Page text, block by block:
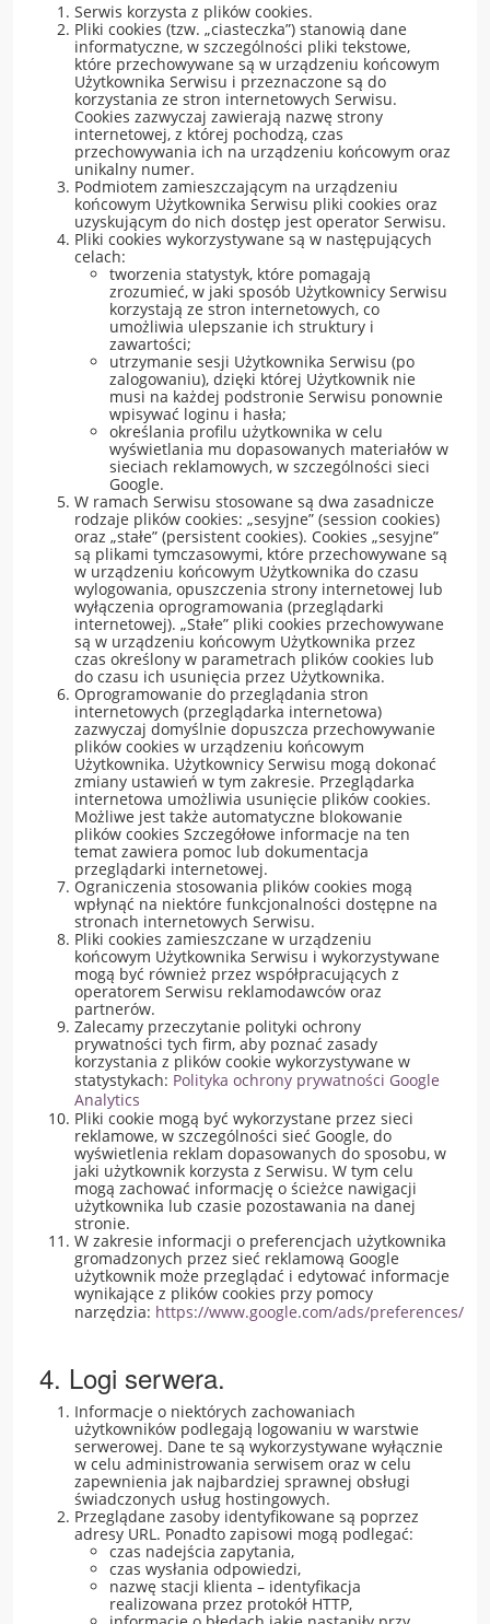
Serwis korzysta z plików cookies.
Pliki cookies (tzw. „ciasteczka”) stanowią dane
informatyczne, w szczególności pliki tekstowe,
które przechowywane są w urządzeniu końcowym
Użytkownika Serwisu i przeznaczone są do
korzystania ze stron internetowych Serwisu.
Cookies zazwyczaj zawierają nazwę strony
internetowej, z której pochodzą, czas
przechowywania ich na urządzeniu końcowym oraz
unikalny numer.
Podmiotem zamieszczającym na urządzeniu
końcowym Użytkownika Serwisu pliki cookies oraz
uzyskującym do nich dostęp jest operator Serwisu.
Pliki cookies wykorzystywane są w następujących
celach:
tworzenia statystyk, które pomagają
zrozumieć, w jaki sposób Użytkownicy Serwisu
korzystają ze stron internetowych, co
umożliwia ulepszanie ich struktury i
zawartości;
utrzymanie sesji Użytkownika Serwisu (po
zalogowaniu), dzięki której Użytkownik nie
musi na każdej podstronie Serwisu ponownie
wpisywać loginu i hasła;
określania profilu użytkownika w celu
wyświetlania mu dopasowanych materiałów w
sieciach reklamowych, w szczególności sieci
Google.
W ramach Serwisu stosowane są dwa zasadnicze
rodzaje plików cookies: „sesyjne” (session cookies)
oraz „stałe” (persistent cookies). Cookies „sesyjne”
są plikami tymczasowymi, które przechowywane są
w urządzeniu końcowym Użytkownika do czasu
wylogowania, opuszczenia strony internetowej lub
wyłączenia oprogramowania (przeglądarki
internetowej). „Stałe” pliki cookies przechowywane
są w urządzeniu końcowym Użytkownika przez
czas określony w parametrach plików cookies lub
do czasu ich usunięcia przez Użytkownika.
Oprogramowanie do przeglądania stron
internetowych (przeglądarka internetowa)
zazwyczaj domyślnie dopuszcza przechowywanie
plików cookies w urządzeniu końcowym
Użytkownika. Użytkownicy Serwisu mogą dokonać
zmiany ustawień w tym zakresie. Przeglądarka
internetowa umożliwia usunięcie plików cookies.
Możliwe jest także automatyczne blokowanie
plików cookies Szczegółowe informacje na ten
temat zawiera pomoc lub dokumentacja
przeglądarki internetowej.
Ograniczenia stosowania plików cookies mogą
wpłynąć na niektóre funkcjonalności dostępne na
stronach internetowych Serwisu.
Pliki cookies zamieszczane w urządzeniu
końcowym Użytkownika Serwisu i wykorzystywane
mogą być również przez współpracujących z
operatorem Serwisu reklamodawców oraz
partnerów.
Zalecamy przeczytanie polityki ochrony
prywatności tych firm, aby poznać zasady
korzystania z plików cookie wykorzystywane w
statystykach: Polityka ochrony prywatności Google
Analytics
Pliki cookie mogą być wykorzystane przez sieci
reklamowe, w szczególności sieć Google, do
wyświetlenia reklam dopasowanych do sposobu, w
jaki użytkownik korzysta z Serwisu. W tym celu
mogą zachować informację o ścieżce nawigacji
użytkownika lub czasie pozostawania na danej
stronie.
W zakresie informacji o preferencjach użytkownika
gromadzonych przez sieć reklamową Google
użytkownik może przeglądać i edytować informacje
wynikające z plików cookies przy pomocy
narzędzia: https://www.google.com/ads/preferences/
4. Logi serwera.
Informacje o niektórych zachowaniach
użytkowników podlegają logowaniu w warstwie
serwerowej. Dane te są wykorzystywane wyłącznie
w celu administrowania serwisem oraz w celu
zapewnienia jak najbardziej sprawnej obsługi
świadczonych usług hostingowych.
Przeglądane zasoby identyfikowane są poprzez
adresy URL. Ponadto zapisowi mogą podlegać:
czas nadejścia zapytania,
czas wysłania odpowiedzi,
nazwę stacji klienta – identyfikacja
realizowana przez protokół HTTP,